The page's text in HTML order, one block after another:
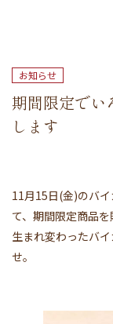
お知らせ
期間限定でい
します
11月15日(金)のバ
て、期間限定商品を
生まれ変わったバ
せ。